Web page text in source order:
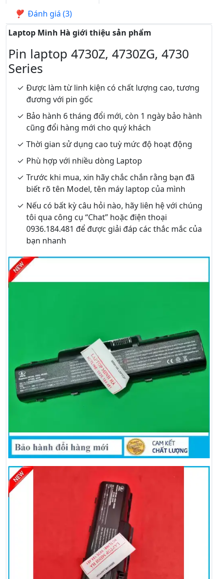
Đánh giá (3)
Laptop Minh Hà giới thiệu sản phẩm
Pin laptop 4730Z, 4730ZG, 4730
Series
Được làm từ linh kiện có chất lượng cao, tương
đương với pin gốc
Bảo hành 6 tháng đổi mới, còn 1 ngày bảo hành
cũng đổi hàng mới cho quý khách
Thời gian sử dụng cao tuỳ mức độ hoạt động
Phù hợp với nhiều dòng Laptop
Trước khi mua, xin hãy chắc chắn rằng bạn đã
biết rõ tên Model, tên máy laptop của mình
Nếu có bất kỳ câu hỏi nào, hãy liên hệ với chúng
tôi qua công cụ “Chat” hoặc điện thoại
0936.184.481 để được giải đáp các thắc mắc của
bạn nhanh